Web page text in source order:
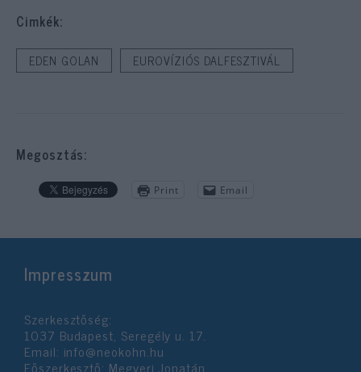
Cimkék:
EDEN GOLAN EUROVÍZIÓS DALFESZTIVÁL
Megosztás:
Print Email
Impresszum
Szerkesztőség:
1037 Budapest, Seregély u. 17.
Email: info@neokohn.hu
Főszerkesztő: Megyeri Jonatán